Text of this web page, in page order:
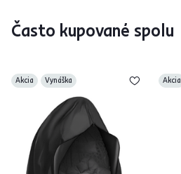
Často kupované spolu
Akcia Vynáška Akcia